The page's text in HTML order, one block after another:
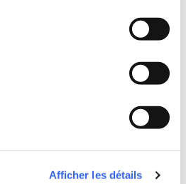
Afficher les détails
de la région, sont une
du bâtiment, de